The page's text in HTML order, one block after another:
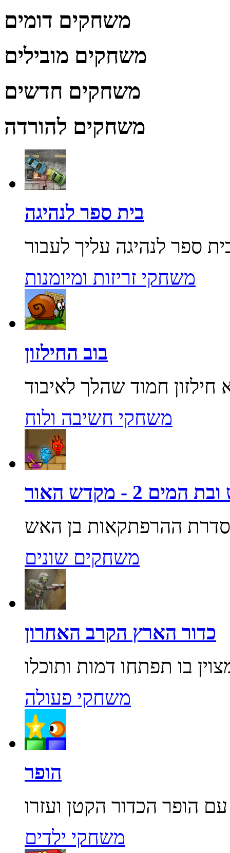
משחקים דומים
משחקים מובילים
משחקים חדשים
משחקים להורדה
בית ספר לנהיגה
משחקי זריזות ומיומנות
בוב החילזון
משחקי חשיבה ולוח
2 - מקדש האור
משחקים שונים
כדור הארץ הקרב האחרון
משחקי פעולה
הופר
משחקי ילדים